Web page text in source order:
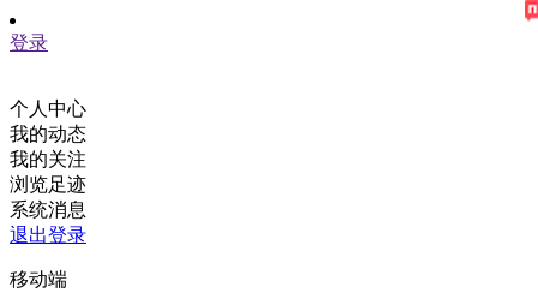
登录
个人中心
我的动态
我的关注
浏览足迹
系统消息
退出登录
移动端